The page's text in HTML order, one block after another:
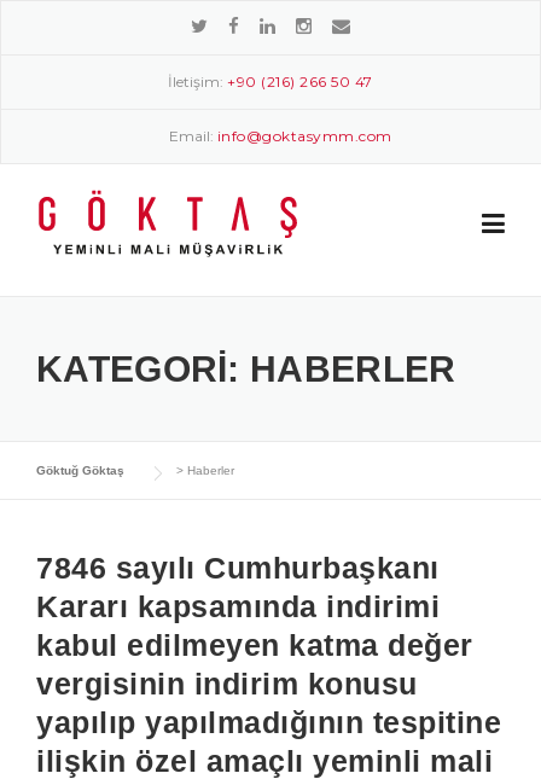
İletişim: +90 (216) 266 50 47
Email: info@goktasymm.com
KATEGORI: HABERLER
Göktuğ Göktaş > Haberler
7846 sayılı Cumhurbaşkanı
Kararı kapsamında indirimi
kabul edilmeyen katma değer
vergisinin indirim konusu
yapılıp yapılmadığının tespitine
ilişkin özel amaçlı yeminli mali